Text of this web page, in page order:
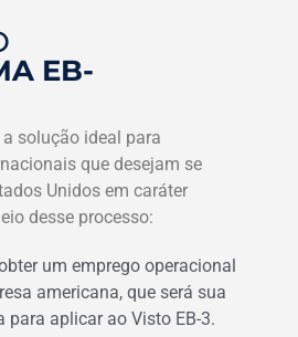
EB-
a solução ideal para
que desejam se
Unidos em caráter
desse processo:
um emprego operacional
americana, que será sua
para aplicar ao Visto EB-3.